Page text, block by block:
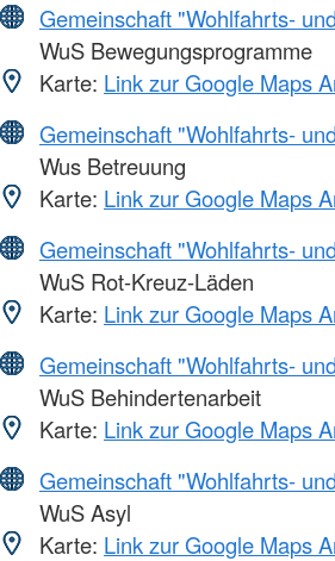
Gemeinschaft "Wohlfahrts-
WuS Bewegungsprogramme
Karte: Link zur Google Maps
Gemeinschaft "Wohlfahrts-
Wus Betreuung
Karte: Link zur Google Maps
Gemeinschaft "Wohlfahrts-
WuS Rot-Kreuz-Läden
Karte: Link zur Google Maps
Gemeinschaft "Wohlfahrts-
WuS Behindertenarbeit
Karte: Link zur Google Maps
Gemeinschaft "Wohlfahrts-
WuS Asyl
Karte: Link zur Google Maps